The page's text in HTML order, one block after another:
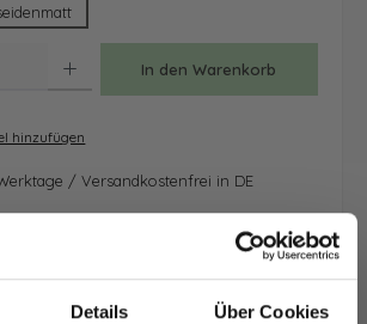
Details Über Cookies
In den Warenkorb
hinzufügen
/ Versandkostenfrei in DE